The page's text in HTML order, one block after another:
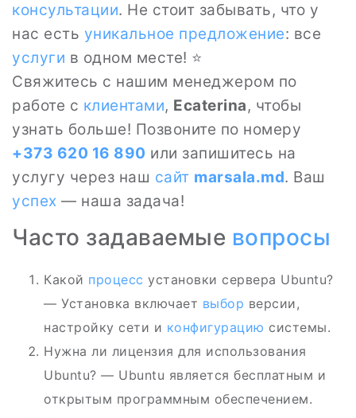
консультации. Не стоит забывать, что у
нас есть уникальное предложение: все
услуги в одном месте! ⭐
Свяжитесь с нашим менеджером по
работе с клиентами, Ecaterina, чтобы
узнать больше! Позвоните по номеру
+373 620 16 890 или запишитесь на
услугу через наш сайт marsala.md. Ваш
успех — наша задача!
Часто задаваемые вопросы
Какой процесс установки сервера Ubuntu?
— Установка включает выбор версии,
настройку сети и конфигурацию системы.
Нужна ли лицензия для использования
Ubuntu? — Ubuntu является бесплатным и
открытым программным обеспечением.